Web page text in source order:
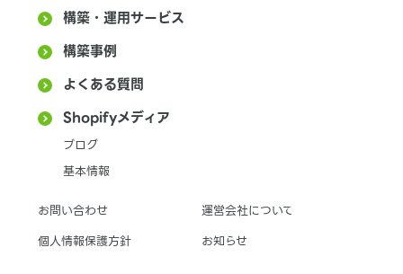
構築・運用サービス
構築事例
よくある質問
Shopifyメディア
ブログ
基本情報
お問い合わせ
運営会社について
個人情報保護方針
お知らせ